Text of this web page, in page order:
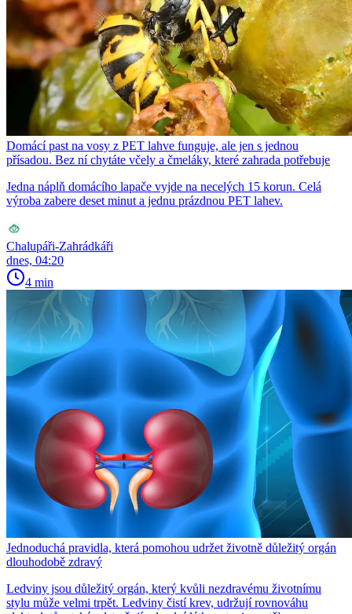
Domácí past na vosy z PET lahve funguje, ale jen s jednou
přísadou. Bez ní chytáte včely a čmeláky, které zahrada potřebuje
Jedna náplň domácího lapače vyjde na necelých 15 korun. Celá
výroba zabere deset minut a jednu prázdnou PET lahev.
Chalupáři-Zahrádkáři
dnes, 04:20
4 min
Jednoduchá pravidla, která pomohou udržet životně důležitý orgán
dlouhodobě zdravý
Ledviny jsou důležitý orgán, který kvůli nezdravému životnímu
stylu může velmi trpět. Ledviny čistí krev, udržují rovnováhu